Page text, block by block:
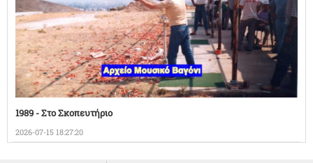
1989 - Στο Σκοπευτήριο
2026-07-15 18:27:20